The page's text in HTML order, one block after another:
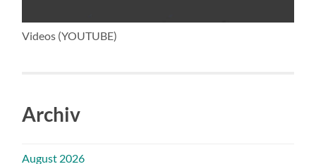
Videos (YOUTUBE)
Archiv
August 2026